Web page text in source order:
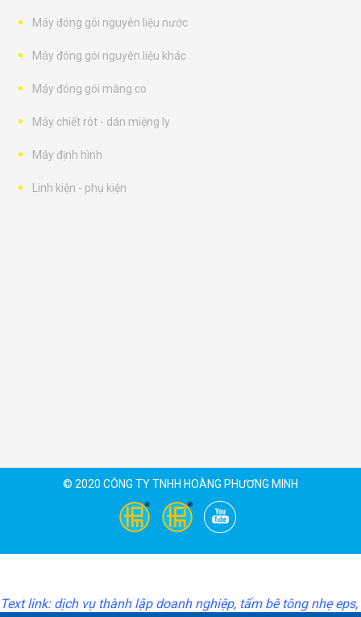
Máy đóng gói nguyên liệu nước
Máy đóng gói nguyên liệu khác
Máy đóng gói màng co
Máy chiết rót - dán miệng ly
Máy định hình
Linh kiện - phụ kiện
© 2020 CÔNG TY TNHH HOÀNG PHƯƠNG MINH
Text link: dịch vụ thành lập doanh nghiệp, tấm bê tông nhẹ eps,